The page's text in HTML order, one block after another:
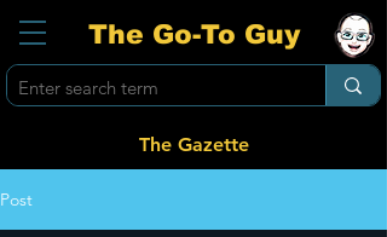
The Go-To Guy
The Gazette
Post